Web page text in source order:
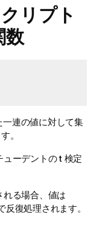
リプト
数
連の値に対して集
。
ーデントの t 検定
る場合、値は
復処理されます。